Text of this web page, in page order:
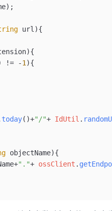
url ){
!= -1 ){
today()+"/"+ IdUtil .
objectName){
+"."+ ossClient .